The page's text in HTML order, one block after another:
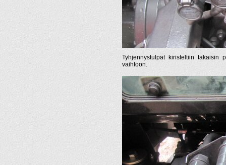
Tyhjennystulpat kiristeltiin takaisin
vaihtoon.